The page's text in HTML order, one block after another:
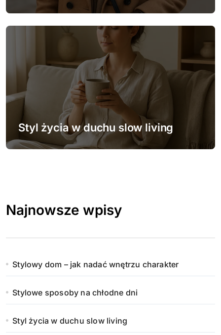
Styl życia w duchu slow living
Najnowsze wpisy
Stylowy dom – jak nadać wnętrzu charakter
Stylowe sposoby na chłodne dni
Styl życia w duchu slow living